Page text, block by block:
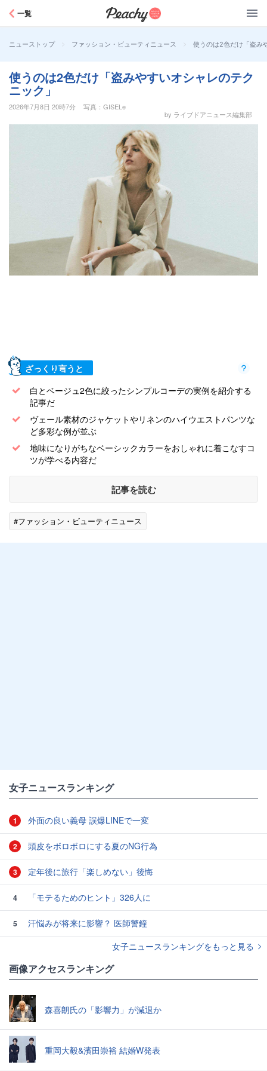
一覧
ニューストップ > ファッション・ビューティニュース > 使うのは2色だけ「盗み
使うのは2色だけ「盗みやすいオシャレのテク
ニック」
2026年7月8日 20時7分
写真：GISELe
by ライブドアニュース編集部
ざっくり言うと
白とベージュ2色に絞ったシンプルコーデの実例を紹介する
記事だ
ヴェール素材のジャケットやリネンのハイウエストパンツな
ど多彩な例が並ぶ
地味になりがちなベーシックカラーをおしゃれに着こなすコ
ツが学べる内容だ
記事を読む
#ファッション・ビューティニュース
女子ニュースランキング
1 外面の良い義母 誤爆LINEで一変
2 頭皮をボロボロにする夏のNG行為
3 定年後に旅行「楽しめない」後悔
4 「モテるためのヒント」326人に
5
汗悩みが将来に影響？ 医師警鐘
女子ニュースランキングをもっと見る
画像アクセスランキング
森喜朗氏の「影響力」が減退か
重岡大毅&濱田崇裕 結婚W発表